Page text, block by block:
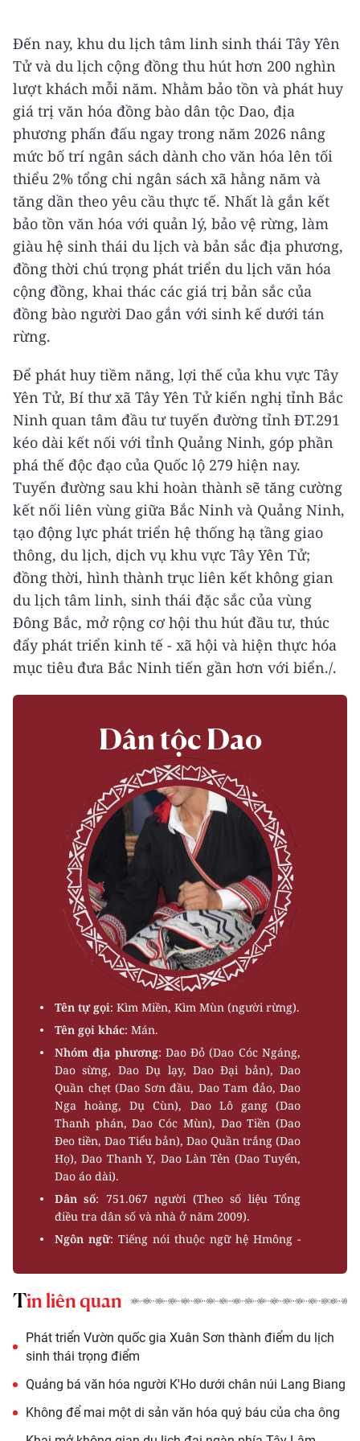
Đến nay, khu du lịch tâm linh sinh thái Tây Yên
Tử và du lịch cộng đồng thu hút hơn 200 nghìn
lượt khách mỗi năm. Nhằm bảo tồn và phát huy
giá trị văn hóa đồng bào dân tộc Dao, địa
phương phấn đấu ngay trong năm 2026 nâng
mức bố trí ngân sách dành cho văn hóa lên tối
thiểu 2% tổng chi ngân sách xã hằng năm và
tăng dần theo yêu cầu thực tế. Nhất là gắn kết
bảo tồn văn hóa với quản lý, bảo vệ rừng, làm
giàu hệ sinh thái du lịch và bản sắc địa phương,
đồng thời chú trọng phát triển du lịch văn hóa
cộng đồng, khai thác các giá trị bản sắc của
đồng bào người Dao gắn với sinh kế dưới tán
rừng.
Để phát huy tiềm năng, lợi thế của khu vực Tây
Yên Tử, Bí thư xã Tây Yên Tử kiến nghị tỉnh Bắc
Ninh quan tâm đầu tư tuyến đường tỉnh ĐT.291
kéo dài kết nối với tỉnh Quảng Ninh, góp phần
phá thế độc đạo của Quốc lộ 279 hiện nay.
Tuyến đường sau khi hoàn thành sẽ tăng cường
kết nối liên vùng giữa Bắc Ninh và Quảng Ninh,
tạo động lực phát triển hệ thống hạ tầng giao
thông, du lịch, dịch vụ khu vực Tây Yên Tử;
đồng thời, hình thành trục liên kết không gian
du lịch tâm linh, sinh thái đặc sắc của vùng
Đông Bắc, mở rộng cơ hội thu hút đầu tư, thúc
đẩy phát triển kinh tế - xã hội và hiện thực hóa
mục tiêu đưa Bắc Ninh tiến gần hơn với biển./.
Dân tộc Dao
Tên tự gọi: Kìm Miền, Kìm Mùn (người rừng).
Tên gọi khác: Mán.
Nhóm địa phương: Dao Ðỏ (Dao Cóc Ngáng,
Dao sừng, Dao Dụ lạy, Dao Ðại bản), Dao
Quần chẹt (Dao Sơn đầu, Dao Tam đảo, Dao
Nga hoàng, Dụ Cùn), Dao Lô gang (Dao
Thanh phán, Dao Cóc Mùn), Dao Tiền (Dao
Ðeo tiền, Dao Tiểu bản), Dao Quần trắng (Dao
Họ), Dao Thanh Y, Dao Làn Tẻn (Dao Tuyển,
Dao áo dài).
Dân số: 751.067 người (Theo số liệu Tổng
điều tra dân số và nhà ở năm 2009).
Ngôn ngữ: Tiếng nói thuộc ngữ hệ Hmông -
Quốc, việc chuyển cư sang Việt Nam kéo dài
suốt từ thế kỷ XII, XIII cho đến nửa đầu thế
kỷ XX. Họ tự nhận mình là con cháu của Bản
Hồ (Bàn vương), một nhân vật huyền thoại
rất phổ biến và thiêng liêng ở người Dao.
Hoạt động sản xuất : Nương, thổ canh hốc
đá, ruộng là những hình thức canh tác phổ
Tin liên quan
Phát triển Vườn quốc gia Xuân Sơn thành điểm du lịch
sinh thái trọng điểm
Quảng bá văn hóa người K'Ho dưới chân núi Lang Biang
Không để mai một di sản văn hóa quý báu của cha ông